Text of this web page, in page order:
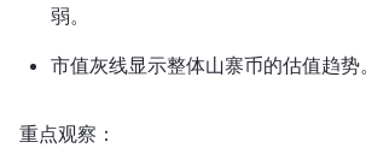
弱。
市值灰线显示整体山寨币的估值趋势。
重点观察：